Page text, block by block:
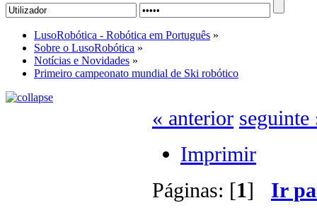
LusoRobótica - Robótica em Português »
Sobre o LusoRobótica »
Notícias e Novidades »
Primeiro campeonato mundial de Ski robótico
« anterior seguinte
Imprimir
Páginas: [1] Ir